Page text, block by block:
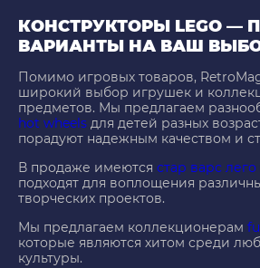
КОНСТРУКТОРЫ LEGO —
ВАРИАНТЫ НА ВАШ
Помимо игровых товаров,
широкий выбор игрушек и
предметов. Мы предлагаем
hot wheels для детей разных
порадуют надежным качеством и
В продаже имеются стар варс лего
подходят для воплощения
творческих проектов.
Мы предлагаем коллекционерам
которые являются хитом среди
культуры.